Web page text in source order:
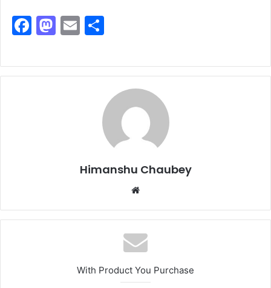
F
c
e
M
st
o
E
ai
l
ar
e
Himanshu Chaubey
With Product You Purchase